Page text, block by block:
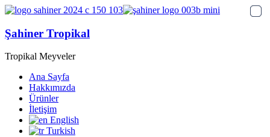
Şahiner Tropikal
Tropikal Meyveler
Ana Sayfa
Hakkımızda
Ürünler
İletişim
English
Turkish